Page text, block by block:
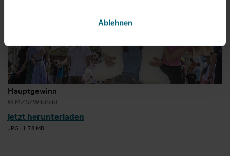
Ablehnen
Hauptgewinn
© MZS/Wildbild
jetzt herunterladen
JPG 1.78 MB